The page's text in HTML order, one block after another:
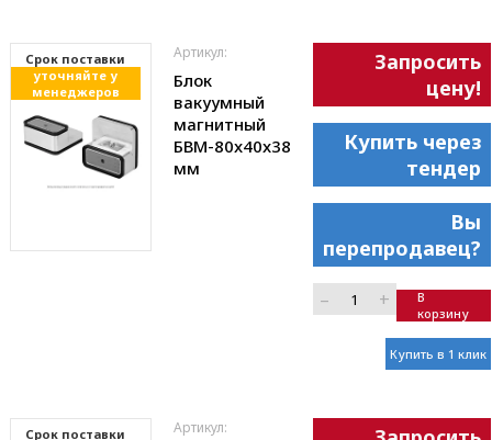
Cрок поставки
уточняйте у
менеджеров
Артикул:
Блок
вакуумный
магнитный
БВМ-80x40x38
мм
Запросить
цену!
Купить через
тендер
Вы
перепродавец?
– +
В
корзину
Купить в 1 клик
Cрок поставки Артикул: